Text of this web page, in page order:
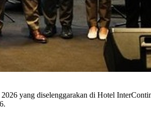
yang diselenggarakan di Hotel